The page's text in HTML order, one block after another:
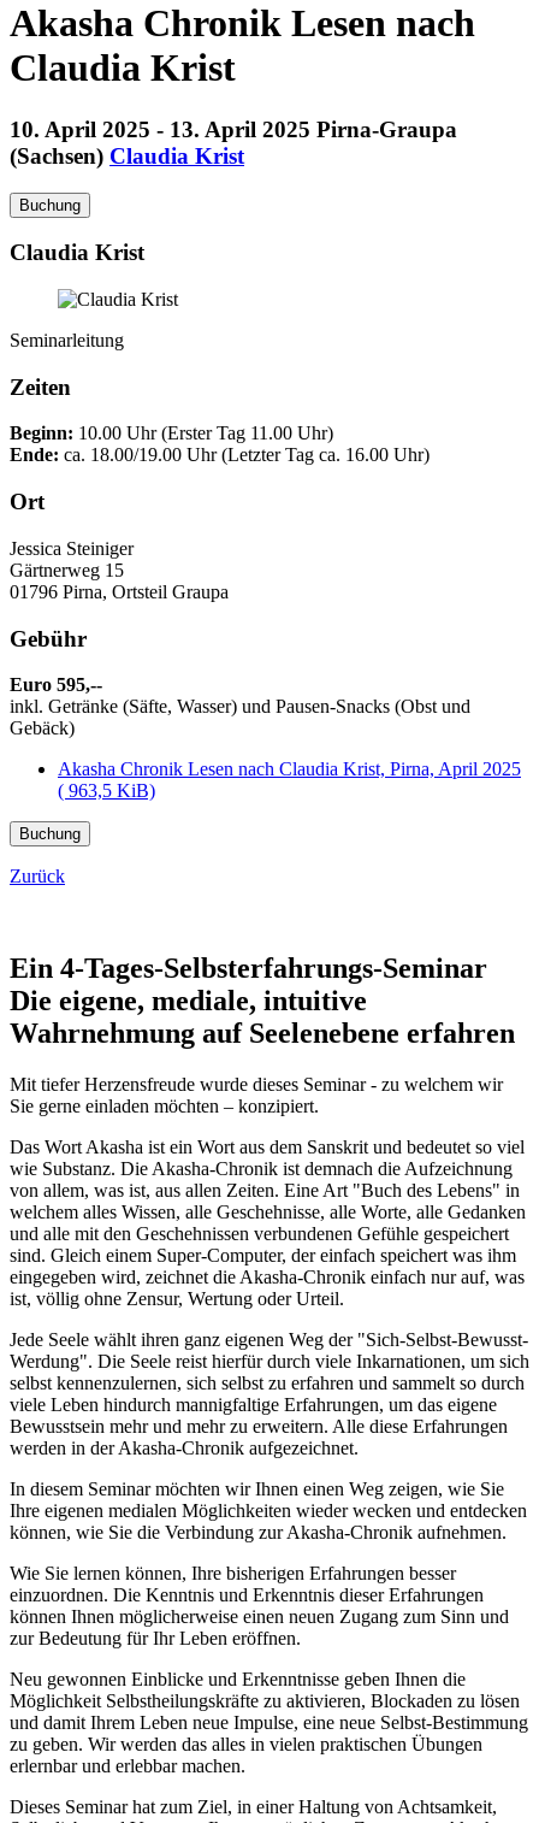
Akasha Chronik Lesen nach
Claudia Krist
10. April 2025 - 13. April 2025 Pirna-Graupa
(Sachsen) Claudia Krist
Buchung
Claudia Krist
Seminarleitung
Zeiten
Beginn: 10.00 Uhr (Erster Tag 11.00 Uhr)
Ende: ca. 18.00/19.00 Uhr (Letzter Tag ca. 16.00 Uhr)
Ort
Jessica Steiniger
Gärtnerweg 15
01796 Pirna, Ortsteil Graupa
Gebühr
Euro 595,--
inkl. Getränke (Säfte, Wasser) und Pausen-Snacks (Obst und
Gebäck)
Akasha Chronik Lesen nach Claudia Krist, Pirna, April 2025
( 963,5 KiB)
Buchung
Zurück
Ein 4-Tages-Selbsterfahrungs-Seminar
Die eigene, mediale, intuitive
Wahrnehmung auf Seelenebene erfahren
Mit tiefer Herzensfreude wurde dieses Seminar - zu welchem wir
Sie gerne einladen möchten – konzipiert.
Das Wort Akasha ist ein Wort aus dem Sanskrit und bedeutet so viel
wie Substanz. Die Akasha-Chronik ist demnach die Aufzeichnung
von allem, was ist, aus allen Zeiten. Eine Art "Buch des Lebens" in
welchem alles Wissen, alle Geschehnisse, alle Worte, alle Gedanken
und alle mit den Geschehnissen verbundenen Gefühle gespeichert
sind. Gleich einem Super-Computer, der einfach speichert was ihm
eingegeben wird, zeichnet die Akasha-Chronik einfach nur auf, was
ist, völlig ohne Zensur, Wertung oder Urteil.
Jede Seele wählt ihren ganz eigenen Weg der "Sich-Selbst-Bewusst-
Werdung". Die Seele reist hierfür durch viele Inkarnationen, um sich
selbst kennenzulernen, sich selbst zu erfahren und sammelt so durch
viele Leben hindurch mannigfaltige Erfahrungen, um das eigene
Bewusstsein mehr und mehr zu erweitern. Alle diese Erfahrungen
werden in der Akasha-Chronik aufgezeichnet.
In diesem Seminar möchten wir Ihnen einen Weg zeigen, wie Sie
Ihre eigenen medialen Möglichkeiten wieder wecken und entdecken
können, wie Sie die Verbindung zur Akasha-Chronik aufnehmen.
Wie Sie lernen können, Ihre bisherigen Erfahrungen besser
einzuordnen. Die Kenntnis und Erkenntnis dieser Erfahrungen
können Ihnen möglicherweise einen neuen Zugang zum Sinn und
zur Bedeutung für Ihr Leben eröffnen.
Neu gewonnen Einblicke und Erkenntnisse geben Ihnen die
Möglichkeit Selbstheilungskräfte zu aktivieren, Blockaden zu lösen
und damit Ihrem Leben neue Impulse, eine neue Selbst-Bestimmung
zu geben. Wir werden das alles in vielen praktischen Übungen
erlernbar und erlebbar machen.
Dieses Seminar hat zum Ziel, in einer Haltung von Achtsamkeit,